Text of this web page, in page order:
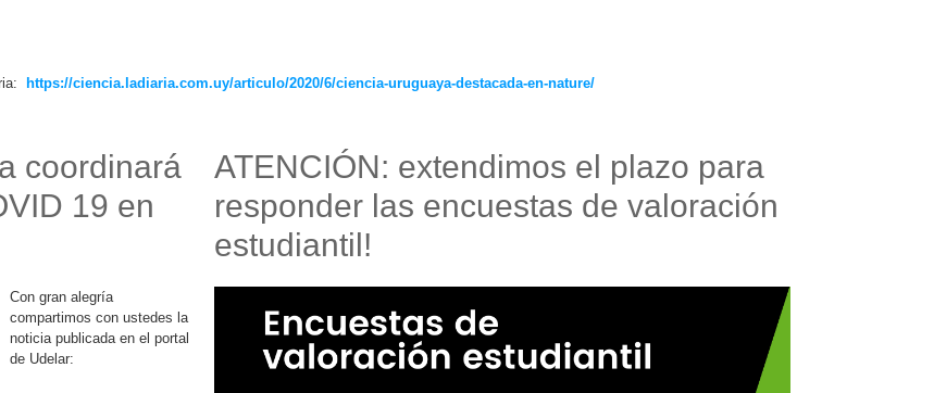
https://ciencia.ladiaria.com.uy/articulo/2020/6/ciencia-uruguaya-destacada-en-nature/
coordinará
19 en
Con gran alegría
compartimos con ustedes la
noticia publicada en el portal
de Udelar:
ATENCIÓN: extendimos el plazo para
responder las encuestas de valoración
estudiantil!